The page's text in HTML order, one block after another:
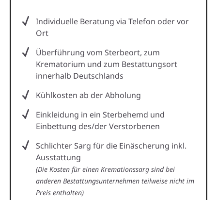
Individuelle Beratung via Telefon oder vor
Ort
Überführung vom Sterbeort, zum
Krematorium und zum Bestattungsort
innerhalb Deutschlands
Kühlkosten ab der Abholung
Einkleidung in ein Sterbehemd und
Einbettung des/der Verstorbenen
Schlichter Sarg für die Einäscherung inkl.
Ausstattung
(Die Kosten für einen Kremationssarg sind bei
anderen Bestattungsunternehmen teilweise nicht im
Preis enthalten)